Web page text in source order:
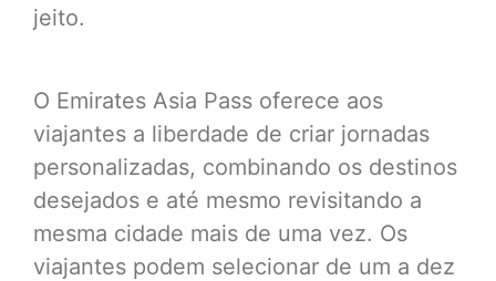
jeito.
O Emirates Asia Pass oferece aos
viajantes a liberdade de criar jornadas
personalizadas, combinando os destinos
desejados e até mesmo revisitando a
mesma cidade mais de uma vez. Os
viajantes podem selecionar de um a dez